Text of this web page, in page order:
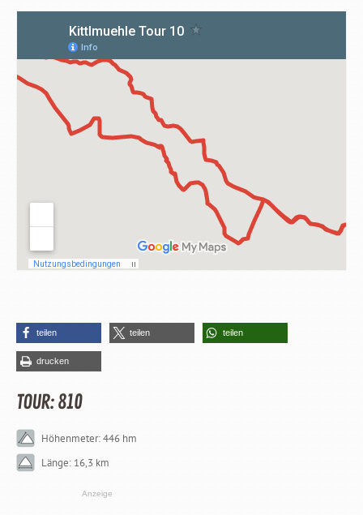
teilen teilen teilen
drucken
TOUR: 810
Höhenmeter: 446 hm
Länge: 16,3 km
Anzeige